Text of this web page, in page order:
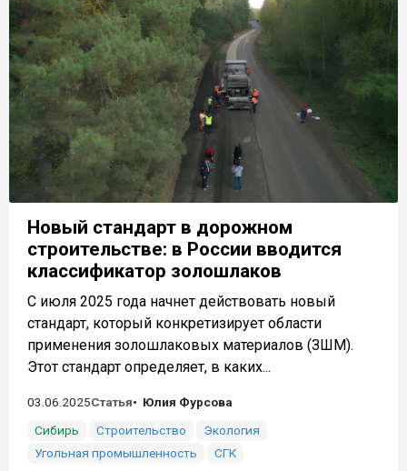
Новый стандарт в дорожном
строительстве: в России вводится
классификатор золошлаков
С июля 2025 года начнет действовать новый
стандарт, который конкретизирует области
применения золошлаковых материалов (ЗШМ).
Этот стандарт определяет, в каких...
03.06.2025Статья
Юлия Фурсова
Сибирь
Строительство
Экология
Угольная промышленность
СГК